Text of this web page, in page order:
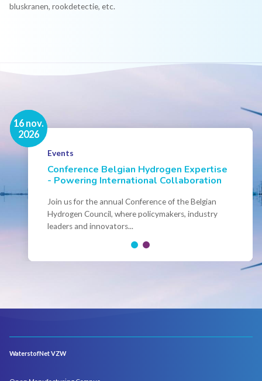
bluskranen, rookdetectie, etc.
7 sep.
2026
Hydrogen Academy - Fall 2026 -
Brussels
Save the date! Hydrogen Academy Brussels Sept-
Okt 2026 You can already register!
16 nov.
2026
Events
Conference Belgian Hydrogen Expertise
- Powering International Collaboration
Join us for the annual Conference of the Belgian
Hydrogen Council, where policymakers, industry
leaders and innovators...
WaterstofNet VZW